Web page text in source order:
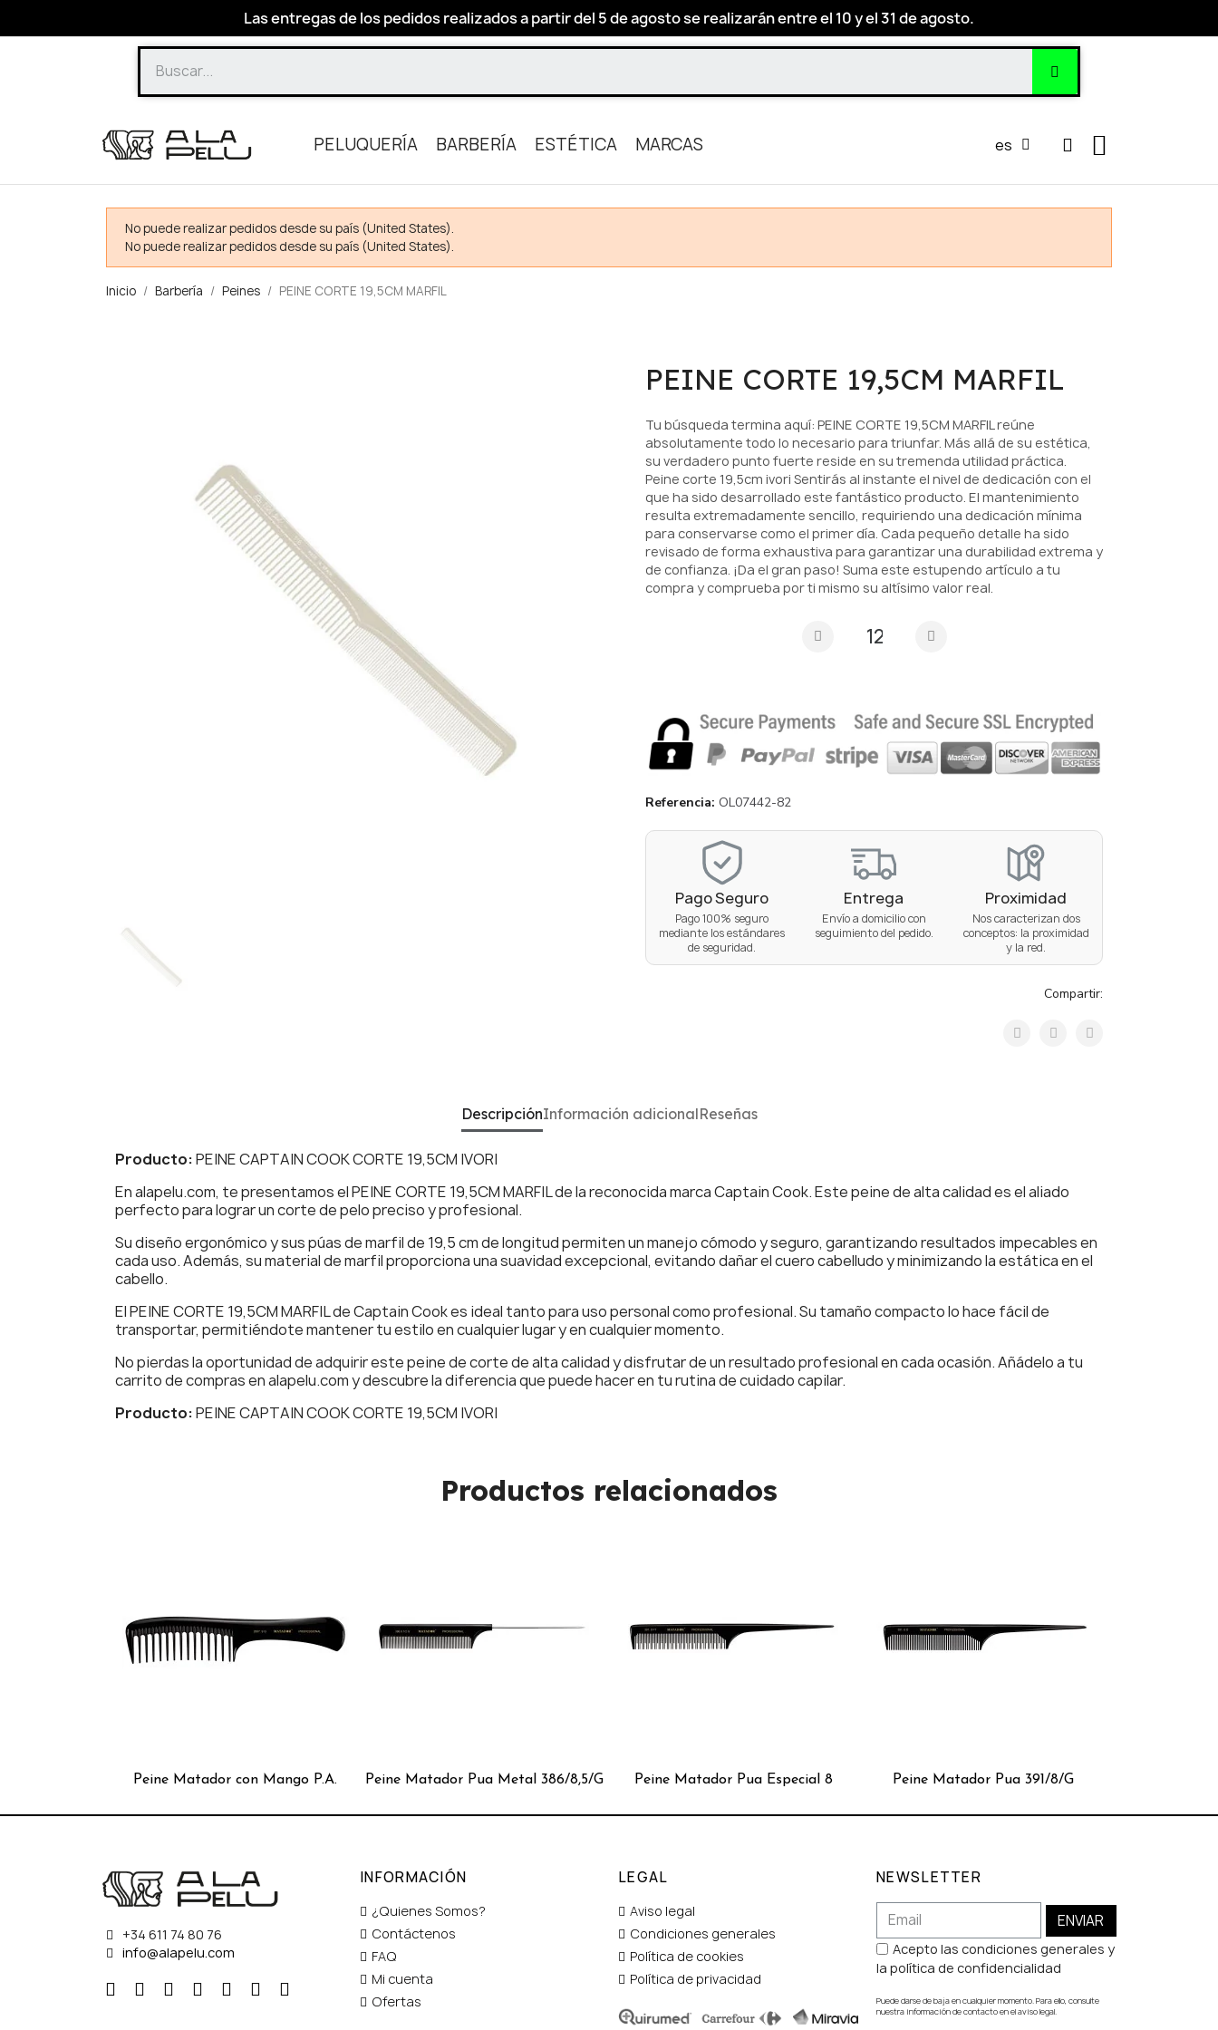
Las entregas de los pedidos realizados a partir del 5 de agosto se realizarán entre el 10 y el 31 de agosto.
PELUQUERÍA BARBERÍA ESTÉTICA MARCAS es
No puede realizar pedidos desde su país (United States).
No puede realizar pedidos desde su país (United States).
Inicio Barbería Peines PEINE CORTE 19,5CM MARFIL
PEINE CORTE 19,5CM MARFIL
Tu búsqueda termina aquí: PEINE CORTE 19,5CM MARFIL reúne
absolutamente todo lo necesario para triunfar. Más allá de su estética,
su verdadero punto fuerte reside en su tremenda utilidad práctica.
Peine corte 19,5cm ivori Sentirás al instante el nivel de dedicación con el
que ha sido desarrollado este fantástico producto. El mantenimiento
resulta extremadamente sencillo, requiriendo una dedicación mínima
para conservarse como el primer día. Cada pequeño detalle ha sido
revisado de forma exhaustiva para garantizar una durabilidad extrema y
de confianza. ¡Da el gran paso! Suma este estupendo artículo a tu
compra y comprueba por ti mismo su altísimo valor real.
Referencia OL07442-82
Pago Seguro
Pago 100% seguro
mediante los estándares
de seguridad.
Entrega
Envío a domicilio con
seguimiento del pedido.
Proximidad
Nos caracterizan dos
conceptos: la proximidad
y la red.
Compartir:
DescripciónInformación adicionalReseñas
Producto:PEINE CAPTAIN COOK CORTE 19,5CM IVORI
En alapelu.com, te presentamos el PEINE CORTE 19,5CM MARFIL de la reconocida marca Captain Cook. Este peine de alta calidad es el aliado
perfecto para lograr un corte de pelo preciso y profesional.
Su diseño ergonómico y sus púas de marfil de 19,5 cm de longitud permiten un manejo cómodo y seguro, garantizando resultados impecables en
cada uso. Además, su material de marfil proporciona una suavidad excepcional, evitando dañar el cuero cabelludo y minimizando la estática en el
cabello.
El PEINE CORTE 19,5CM MARFIL de Captain Cook es ideal tanto para uso personal como profesional. Su tamaño compacto lo hace fácil de
transportar, permitiéndote mantener tu estilo en cualquier lugar y en cualquier momento.
No pierdas la oportunidad de adquirir este peine de corte de alta calidad y disfrutar de un resultado profesional en cada ocasión. Añádelo a tu
carrito de compras en alapelu.com y descubre la diferencia que puede hacer en tu rutina de cuidado capilar.
Producto:PEINE CAPTAIN COOK CORTE 19,5CM IVORI
Productos relacionados
Peine Matador con Mango P.A. Peine Matador Pua Metal 386/8,5/G Peine Matador Pua Especial 8 Peine Matador Pua 391/8/G
+34 611 74 80 76
info@alapelu.com
INFORMACIÓN
¿Quienes Somos?
Contáctenos
FAQ
Mi cuenta
Ofertas
LEGAL
Aviso legal
Condiciones generales
Política de cookies
Política de privacidad
NEWSLETTER
ENVIAR
Acepto las condiciones generales y
la política de confidencialidad
Puede darse de baja en cualquier momento. Para ello, consulte
nuestra información de contacto en el aviso legal.